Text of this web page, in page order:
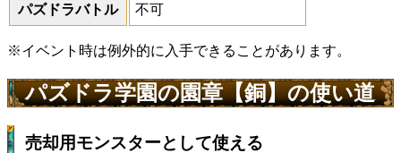
パズドラバトル 不可
※イベント時は例外的に入手できることがあります。
パズドラ学園の園章【銅】の使い道
売却用モンスターとして使える